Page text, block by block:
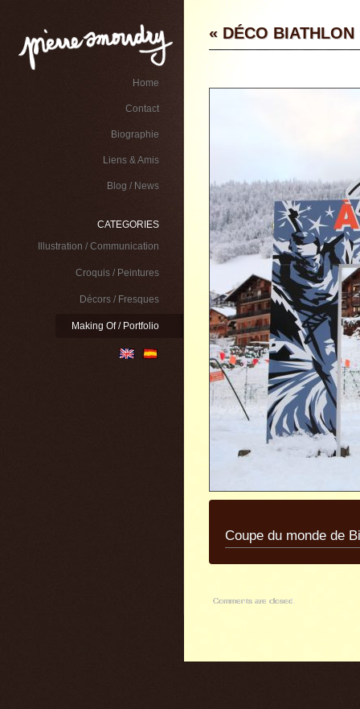
Home
Contact
Biographie
Liens & Amis
Blog / News
CATEGORIES
Illustration / Communication
Croquis / Peintures
Décors / Fresques
Making Of / Portfolio
« DÉCO BIATHLON
Coupe du monde de
Comments are closed.